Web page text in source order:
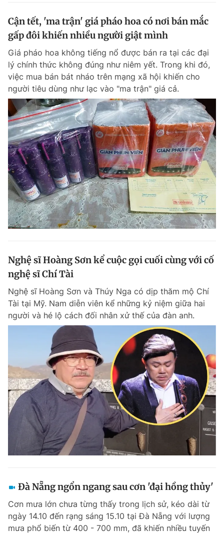
Cận tết, 'ma trận' giá pháo hoa có nơi bán mắc
gấp đôi khiến nhiều người giật mình
Giá pháo hoa không tiếng nổ được bán ra tại các đại
lý chính thức không đúng như niêm yết. Trong khi đó,
việc mua bán bát nháo trên mạng xã hội khiến cho
người tiêu dùng như lạc vào "ma trận" giá cả.
Nghệ sĩ Hoàng Sơn kể cuộc gọi cuối cùng với cố
nghệ sĩ Chí Tài
Nghệ sĩ Hoàng Sơn và Thúy Nga có dịp thăm mộ Chí
Tài tại Mỹ. Nam diễn viên kể những kỷ niệm giữa hai
người và hé lộ cách đối nhân xử thế của đàn anh.
Đà Nẵng ngổn ngang sau cơn 'đại hồng thủy'
Cơn mưa lớn chưa từng thấy trong lịch sử, kéo dài từ
ngày 14.10 đến rạng sáng 15.10 tại Đà Nẵng với lượng
mưa phổ biến từ 400 - 700 mm, đã khiến nhiều tuyến